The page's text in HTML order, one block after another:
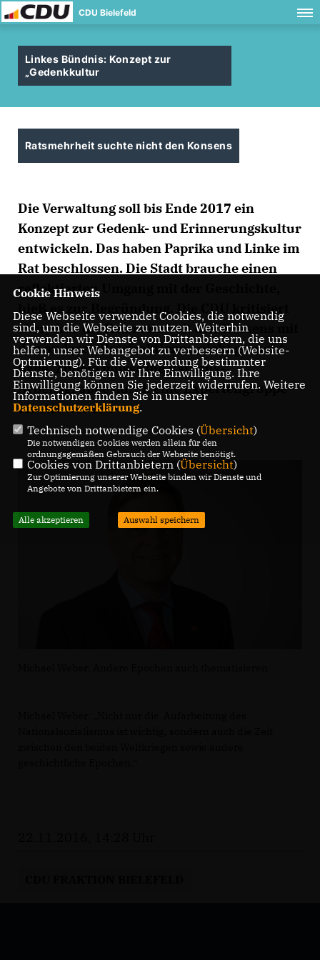
CDU Bielefeld
Linkes Bündnis: Konzept zur
Gedenkkultur
Ratsmehrheit suchte nicht den Konsens
Die Verwaltung soll bis Ende 2017 ein
Konzept zur Gedenk- und Erinnerungskultur
entwickeln. Das haben Paprika und Linke im
Rat beschlossen. Die Stadt brauche einen
reflektierten Umgang mit der Geschichte,
hieß es zur Begründung. Die CDU kritisiert
aber, dass die Ratsmehrheit den Konsens mit
den anderen Ratsfraktionen nicht gesucht
habe. Zudem müsse die Rathaus-
Arbeitsgruppe durch eine Expertengruppe
ersetzt werden.
Cookie Hinweis
Diese Webseite verwendet Cookies, die notwendig
sind, um die Webseite zu nutzen. Weiterhin
verwenden wir Dienste von Drittanbietern, die uns
helfen, unser Webangebot zu verbessern (Website-
Optmierung). Für die Verwendung bestimmter
Dienste, benötigen wir Ihre Einwilligung. Ihre
Einwilligung können Sie jederzeit widerrufen. Weitere
Informationen finden Sie in unserer
Datenschutzerklärung.
Technisch notwendige Cookies (Übersicht)
Die notwendigen Cookies werden allein für den
ordnungsgemäßen Gebrauch der Webseite benötigt.
Cookies von Drittanbietern (Übersicht)
Zur Optimierung unserer Webseite binden wir Dienste und
Angebote von Drittanbietern ein.
Alle akzeptieren Auswahl speichern